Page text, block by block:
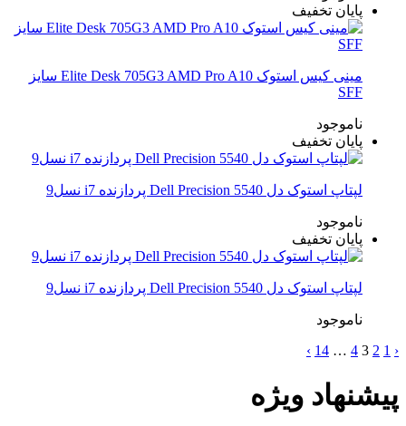
پایان تخفیف
مینی کیس استوک Elite Desk 705G3 AMD Pro A10 سایز
SFF
ناموجود
پایان تخفیف
لپتاپ استوک دل Dell Precision 5540 پردازنده i7 نسل9
ناموجود
پایان تخفیف
لپتاپ استوک دل Dell Precision 5540 پردازنده i7 نسل9
ناموجود
‹
1
2
3
4
…
14
›
پیشنهاد ویژه